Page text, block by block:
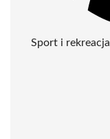
Sport i rekreacja